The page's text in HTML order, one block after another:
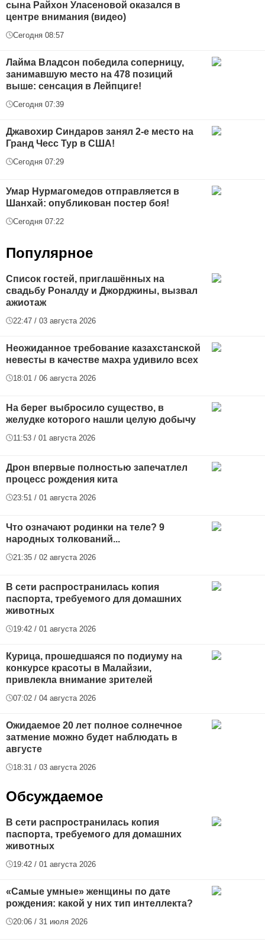
сына Райхон Уласеновой оказался в
центре внимания (видео)
Сегодня 08:57
Лайма Владсон победила соперницу,
занимавшую место на 478 позиций
выше: сенсация в Лейпциге!
Сегодня 07:39
Джавохир Синдаров занял 2-е место на
Гранд Чесс Тур в США!
Сегодня 07:29
Умар Нурмагомедов отправляется в
Шанхай: опубликован постер боя!
Сегодня 07:22
Популярное
Список гостей, приглашённых на
свадьбу Роналду и Джорджины, вызвал
ажиотаж
22:47 / 03 августа 2026
Неожиданное требование казахстанской
невесты в качестве махра удивило всех
18:01 / 06 августа 2026
На берег выбросило существо, в
желудке которого нашли целую добычу
11:53 / 01 августа 2026
Дрон впервые полностью запечатлел
процесс рождения кита
23:51 / 01 августа 2026
Что означают родинки на теле? 9
народных толкований...
21:35 / 02 августа 2026
В сети распространилась копия
паспорта, требуемого для домашних
животных
19:42 / 01 августа 2026
Курица, прошедшаяся по подиуму на
конкурсе красоты в Малайзии,
привлекла внимание зрителей
07:02 / 04 августа 2026
Ожидаемое 20 лет полное солнечное
затмение можно будет наблюдать в
августе
18:31 / 03 августа 2026
Обсуждаемое
В сети распространилась копия
паспорта, требуемого для домашних
животных
19:42 / 01 августа 2026
«Самые умные» женщины по дате
рождения: какой у них тип интеллекта?
20:06 / 31 июля 2026